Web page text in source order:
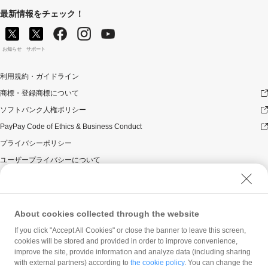
最新情報をチェック！
お知らせ サポート
利用規約・ガイドライン
商標・登録商標について
ソフトバンク人権ポリシー
PayPay Code of Ethics & Business Conduct
プライバシーポリシー
ユーザープライバシーについて
ウェブサイト利用規約
反社会的勢力に対する方針
勧誘方針
マネロン等基本方針
カスタマーハラスメントに関する当社の考え方
About cookies collected through the website
If you click "Accept All Cookies" or close the banner to leave this screen,
cookies will be stored and provided in order to improve convenience,
improve the site, provide information and analyze data (including sharing
with external partners) according to the cookie policy. You can change the